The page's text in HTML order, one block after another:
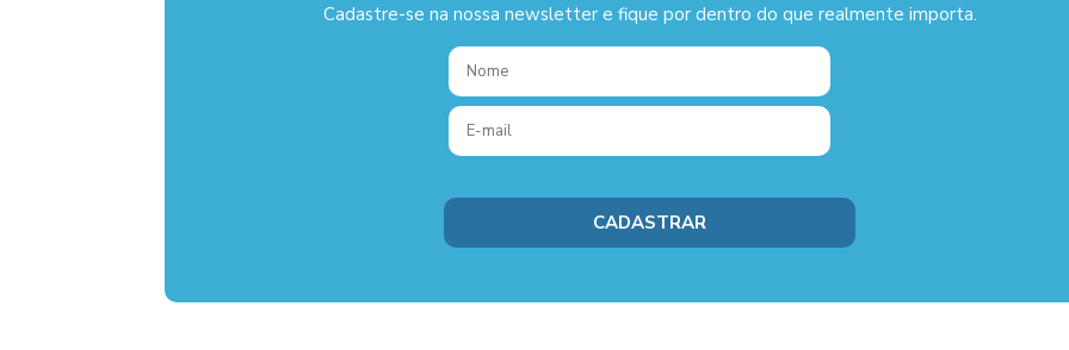
Cadastre-se na nossa newsletter e fique por dentro do que realmente importa.